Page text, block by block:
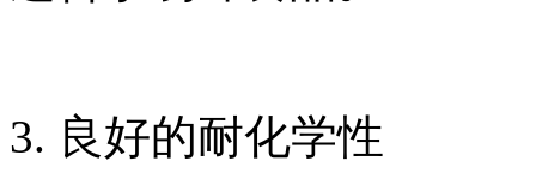
3. 良好的耐化学性